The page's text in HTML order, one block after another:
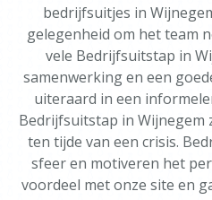
bedrijfsuitjes in
gelegenheid om het team
vele Bedrijfsuitstap in
samenwerking en een
uiteraard in een
Bedrijfsuitstap in Wijnegem
ten tijde van een crisis.
sfeer en motiveren het
voordeel met onze site en